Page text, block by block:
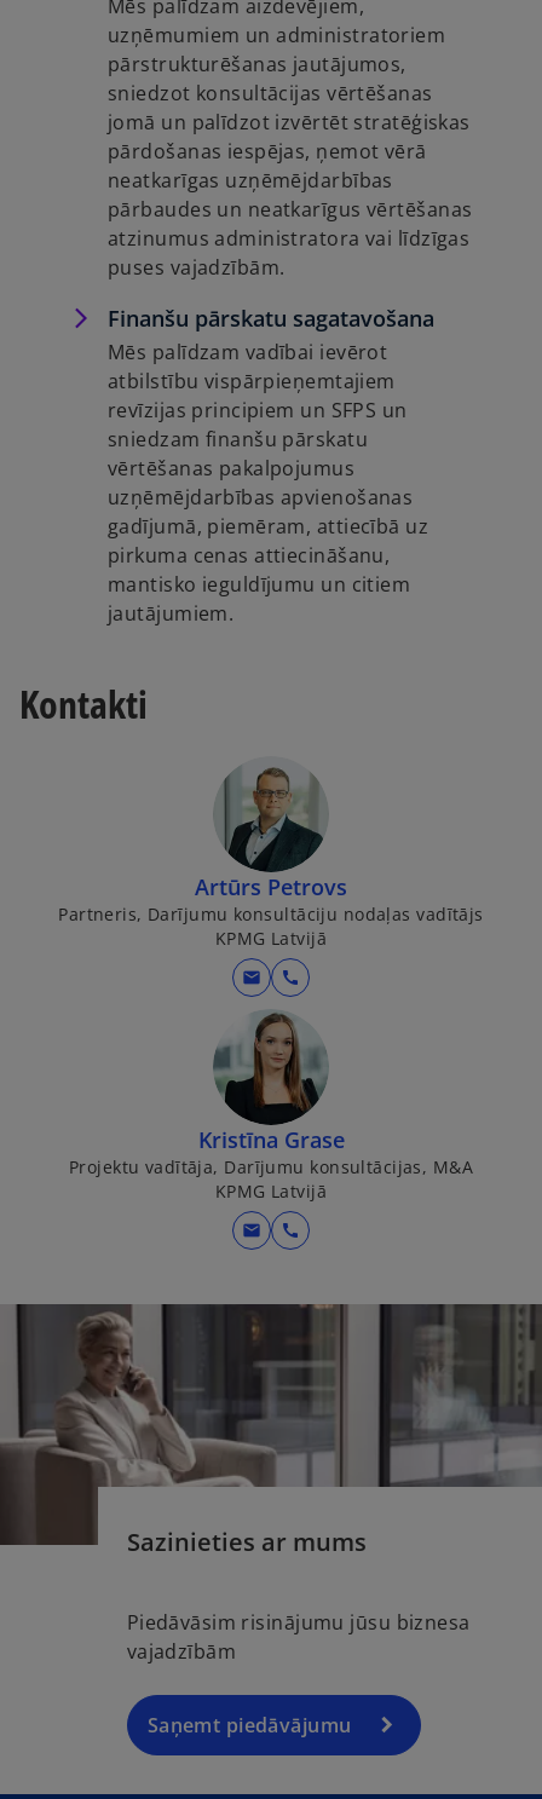
Mēs palīdzam aizdevējiem,
uzņēmumiem un administratoriem
pārstrukturēšanas jautājumos,
sniedzot konsultācijas vērtēšanas
jomā un palīdzot izvērtēt stratēģiskas
pārdošanas iespējas, ņemot vērā
neatkarīgas uzņēmējdarbības
pārbaudes un neatkarīgus vērtēšanas
atzinumus administratora vai līdzīgas
puses vajadzībām.
Finanšu pārskatu sagatavošana
Mēs palīdzam vadībai ievērot
atbilstību vispārpieņemtajiem
revīzijas principiem un SFPS un
sniedzam finanšu pārskatu
vērtēšanas pakalpojumus
uzņēmējdarbības apvienošanas
gadījumā, piemēram, attiecībā uz
pirkuma cenas attiecināšanu,
mantisko ieguldījumu un citiem
jautājumiem.
Kontakti
Artūrs Petrovs
Partneris, Darījumu konsultāciju nodaļas vadītājs
KPMG Latvijā
mail call
Kristīna Grase
Projektu vadītāja, Darījumu konsultācijas, M&A
KPMG Latvijā
mail call
Sazinieties ar mums
Piedāvāsim risinājumu jūsu biznesa
vajadzībām
Saņemt piedāvājumu